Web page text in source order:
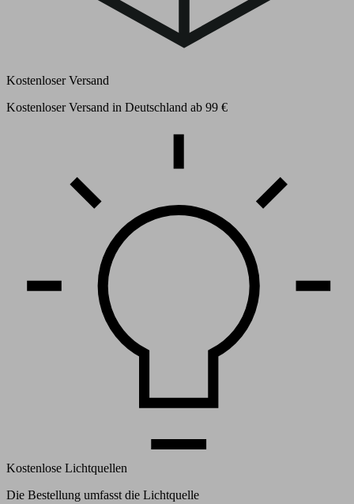
Kostenloser Versand
Kostenloser Versand in Deutschland ab 99 €
Kostenlose Lichtquellen
Die Bestellung umfasst die Lichtquelle